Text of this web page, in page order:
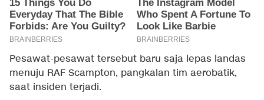
Pesawat-pesawat tersebut baru saja lepas landas
menuju RAF Scampton, pangkalan tim aerobatik,
saat insiden terjadi.